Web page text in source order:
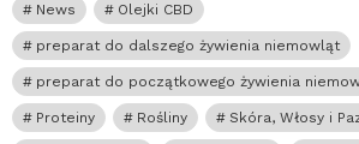
News Olejki CBD
preparat do dalszego żywienia niemowląt
preparat do początkowego żywienia
Proteiny Rośliny Skóra, Włosy i